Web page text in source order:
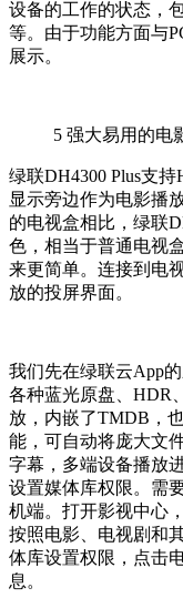
设备的工作的状态，
等。由于功能方面与
展示。
5 强大易用的电
绿联DH4300 Plus支
显示旁边作为电影播
的电视盒相比，绿联
色，相当于普通电视
来更简单。连接到电
放的投屏界面。
我们先在绿联云App
各种蓝光原盘、HDR
放，内嵌了TMDB，
能，可自动将庞大文
字幕，多端设备播放
设置媒体库权限。需
机端。打开影视中心
按照电影、电视剧和
体库设置权限，点击
息。